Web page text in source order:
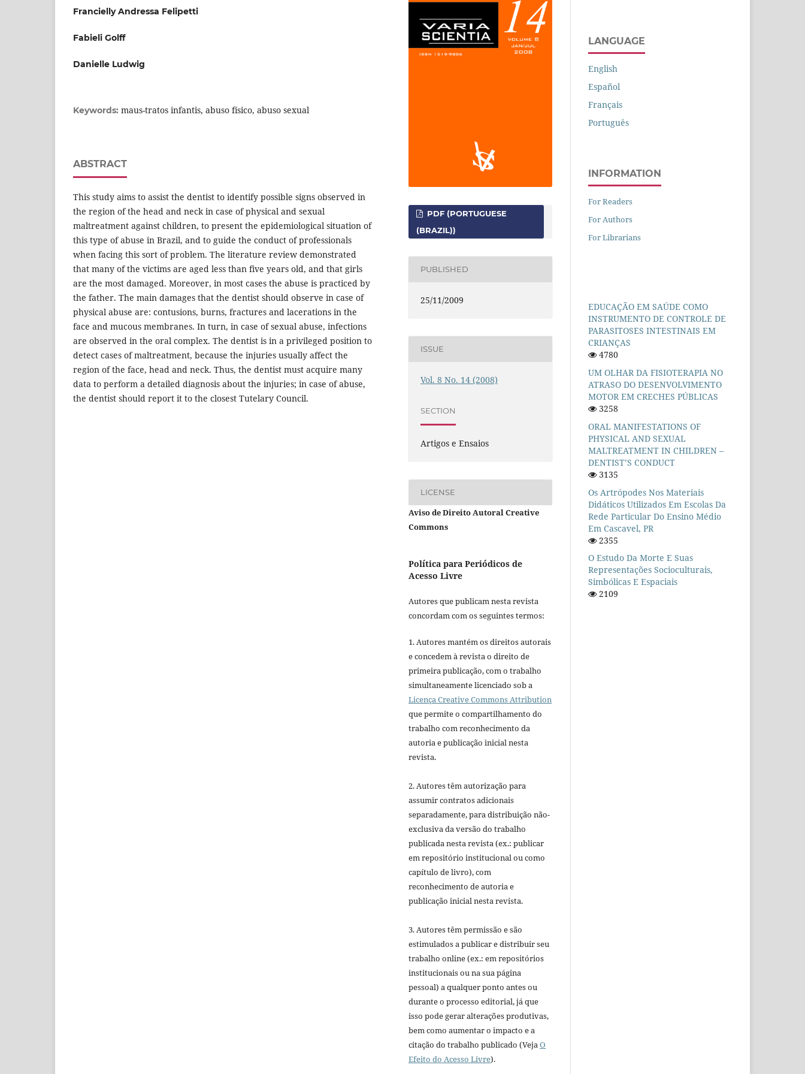
Francielly Andressa Felipetti
Fabieli Golff
Danielle Ludwig
Keywords: maus-tratos infantis, abuso físico, abuso sexual
ABSTRACT
This study aims to assist the dentist to identify possible signs observed in
the region of the head and neck in case of physical and sexual
maltreatment against children, to present the epidemiological situation of
this type of abuse in Brazil, and to guide the conduct of professionals
when facing this sort of problem. The literature review demonstrated
that many of the victims are aged less than five years old, and that girls
are the most damaged. Moreover, in most cases the abuse is practiced by
the father. The main damages that the dentist should observe in case of
physical abuse are: contusions, burns, fractures and lacerations in the
face and mucous membranes. In turn, in case of sexual abuse, infections
are observed in the oral complex. The dentist is in a privileged position to
detect cases of maltreatment, because the injuries usually affect the
region of the face, head and neck. Thus, the dentist must acquire many
data to perform a detailed diagnosis about the injuries; in case of abuse,
the dentist should report it to the closest Tutelary Council.
PDF (PORTUGUESE
(BRAZIL))
PUBLISHED
25/11/2009
ISSUE
Vol. 8 No. 14 (2008)
SECTION
Artigos e Ensaios
LICENSE
Aviso de Direito Autoral Creative
Commons
Política para Periódicos de
Acesso Livre
Autores que publicam nesta revista
concordam com os seguintes termos:
1. Autores mantém os direitos autorais
e concedem à revista o direito de
primeira publicação, com o trabalho
simultaneamente licenciado sob a
Licença Creative Commons Attribution
que permite o compartilhamento do
trabalho com reconhecimento da
autoria e publicação inicial nesta
revista.
2. Autores têm autorização para
assumir contratos adicionais
separadamente, para distribuição não-
exclusiva da versão do trabalho
publicada nesta revista (ex.: publicar
em repositório institucional ou como
capítulo de livro), com
reconhecimento de autoria e
publicação inicial nesta revista.
3. Autores têm permissão e são
estimulados a publicar e distribuir seu
trabalho online (ex.: em repositórios
institucionais ou na sua página
pessoal) a qualquer ponto antes ou
durante o processo editorial, já que
isso pode gerar alterações produtivas,
bem como aumentar o impacto e a
citação do trabalho publicado (VejaO
Efeito do Acesso Livre).
LANGUAGE
English
Español
Français
Português
INFORMATION
For Readers
For Authors
For Librarians
EDUCAÇÃO EM SAÚDE COMO
INSTRUMENTO DE CONTROLE DE
PARASITOSES INTESTINAIS EM
CRIANÇAS
4780
UM OLHAR DA FISIOTERAPIA NO
ATRASO DO DESENVOLVIMENTO
MOTOR EM CRECHES PÚBLICAS
3258
ORAL MANIFESTATIONS OF
PHYSICAL AND SEXUAL
MALTREATMENT IN CHILDREN –
DENTIST’S CONDUCT
3135
Os Artrópodes Nos Materiais
Didáticos Utilizados Em Escolas Da
Rede Particular Do Ensino Médio
Em Cascavel, PR
2355
O Estudo Da Morte E Suas
Representações Socioculturais,
Simbólicas E Espaciais
2109